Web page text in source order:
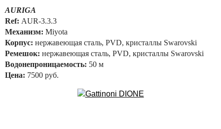
AURIGA
Ref: AUR-3.3.3
Механизм: Miyota
Корпус: нержавеющая сталь, PVD, кристаллы Swarovski
Ремешок: нержавеющая сталь, PVD, кристаллы Swarovski
Водонепроницаемость: 50 м
Цена: 7500 руб.